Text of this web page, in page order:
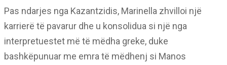
Pas ndarjes nga Kazantzidis, Marinella zhvilloi një
karrierë të pavarur dhe u konsolidua si një nga
interpretuestet më të mëdha greke, duke
bashkëpunuar me emra të mëdhenj si Manos